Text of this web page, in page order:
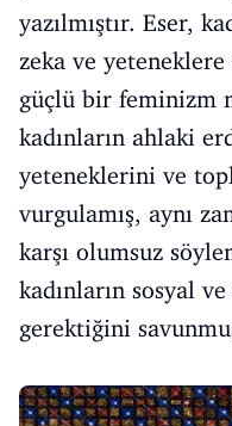
yazılmıştır. Eser,
zeka ve
güçlü bir feminizm
kadınların ahlaki
yeteneklerini ve
vurgulamış, aynı
karşı olumsuz
kadınların sosyal
gerektiğini